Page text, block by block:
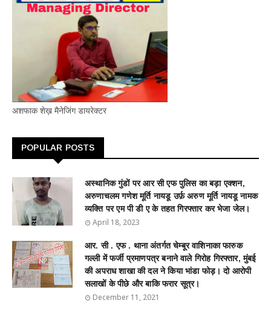
अशफाक शेख़ मैनेजिंग डायरेक्टर
POPULAR POSTS
अस्थानिक गुंडों पर आर सी एफ पुलिस का बड़ा एक्शन,
अरुणाचलम गणेश मूर्ति नायडू उर्फ़ अरुण मूर्ति नायडू नामक
व्यक्ति पर एम पी डी ए के तहत गिरफ्तार कर भेजा जेल।
April 18, 2023
आर. सी . एफ . थाना अंतर्गत चेम्बूर वाशिनाका फारुक
गल्ली में फर्जी प्रमाणपत्र बनाने वाले गिरोह गिरफ्तार, मुंबई
की अपराध शाखा की दल ने किया भांडा फोड़। दो आरोपी
सलाखों के पीछे और बाकि फरार सूत्र।
December 11, 2021